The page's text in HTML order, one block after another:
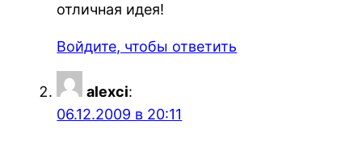
отличная идея!
Войдите, чтобы ответить
alexci:
06.12.2009 в 20:11